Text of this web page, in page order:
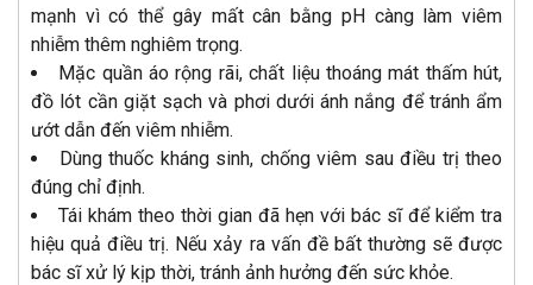
mạnh vì có thể gây mất cân bằng pH càng làm viêm
nhiễm thêm nghiêm trọng.
Mặc quần áo rộng rãi, chất liệu thoáng mát thấm hút,
đồ lót cần giặt sạch và phơi dưới ánh nắng để tránh ẩm
ướt dẫn đến viêm nhiễm.
Dùng thuốc kháng sinh, chống viêm sau điều trị theo
đúng chỉ định.
Tái khám theo thời gian đã hẹn với bác sĩ để kiểm tra
hiệu quả điều trị. Nếu xảy ra vấn đề bất thường sẽ được
bác sĩ xử lý kịp thời, tránh ảnh hưởng đến sức khỏe.